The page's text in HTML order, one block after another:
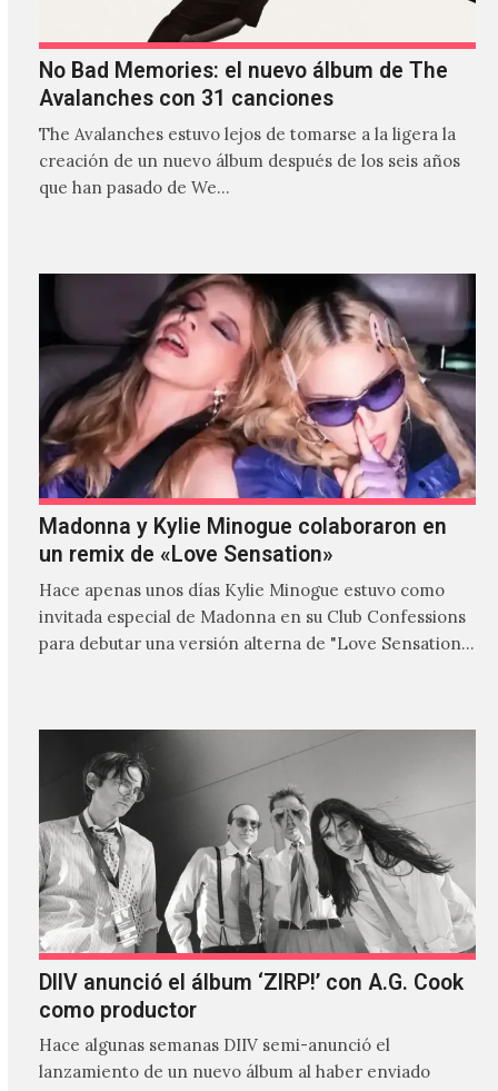
No Bad Memories: el nuevo álbum de The
Avalanches con 31 canciones
The Avalanches estuvo lejos de tomarse a la ligera la
creación de un nuevo álbum después de los seis años
que han pasado de We…
Madonna y Kylie Minogue colaboraron en
un remix de «Love Sensation»
Hace apenas unos días Kylie Minogue estuvo como
invitada especial de Madonna en su Club Confessions
para debutar una versión alterna de "Love Sensation",
DIIV anunció el álbum ‘ZIRP!’ con A.G. Cook
como productor
Hace algunas semanas DIIV semi-anunció el
lanzamiento de un nuevo álbum al haber enviado